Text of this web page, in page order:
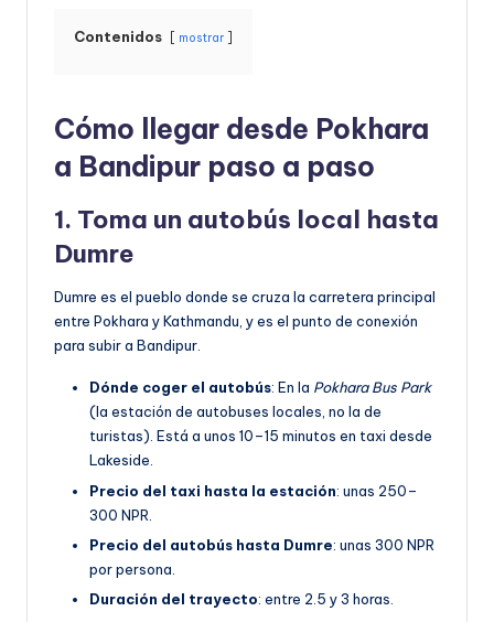
Contenidos mostrar
Cómo llegar desde Pokhara
a Bandipur paso a paso
1. Toma un autobús local hasta
Dumre
Dumre es el pueblo donde se cruza la carretera principal
entre Pokhara y Kathmandu, y es el punto de conexión
para subir a Bandipur.
Dónde coger el autobús: En la Pokhara Bus Park
(la estación de autobuses locales, no la de
turistas). Está a unos 10–15 minutos en taxi desde
Lakeside.
Precio del taxi hasta la estación: unas 250–
300 NPR.
Precio del autobús hasta Dumre: unas 300 NPR
por persona.
Duración del trayecto: entre 2.5 y 3 horas.